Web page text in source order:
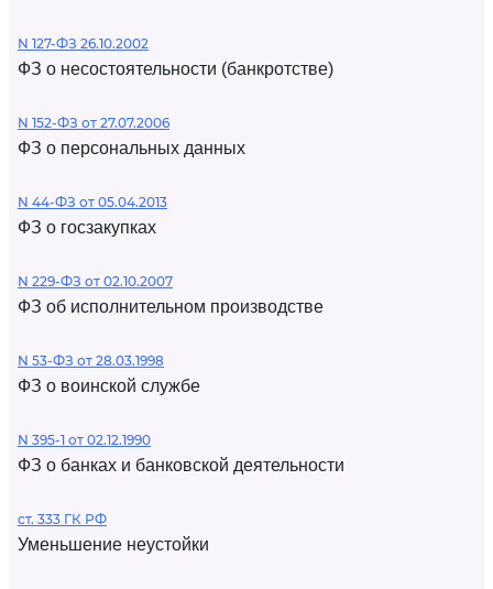
N 127-ФЗ 26.10.2002
ФЗ о несостоятельности (банкротстве)
N 152-ФЗ от 27.07.2006
ФЗ о персональных данных
N 44-ФЗ от 05.04.2013
ФЗ о госзакупках
N 229-ФЗ от 02.10.2007
ФЗ об исполнительном производстве
N 53-ФЗ от 28.03.1998
ФЗ о воинской службе
N 395-1 от 02.12.1990
ФЗ о банках и банковской деятельности
ст. 333 ГК РФ
Уменьшение неустойки